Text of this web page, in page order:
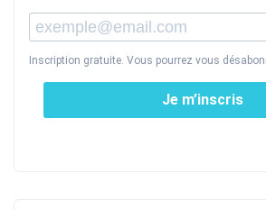
Inscription gratuite. Vous pourrez vous
Je m’inscris